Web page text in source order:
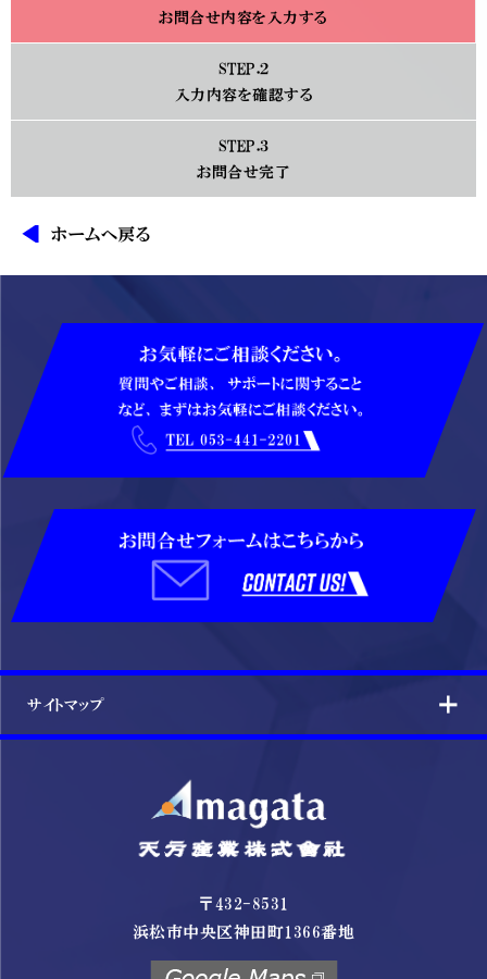
お問合せ内容を入力する
STEP.２
入力内容を確認する
STEP.３
お問合せ完了
ホームへ戻る
サイトマップ
〒432-8531
浜松市中央区神田町1366番地